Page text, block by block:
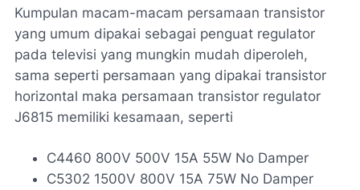
Kumpulan macam-macam persamaan transistor
yang umum dipakai sebagai penguat regulator
pada televisi yang mungkin mudah diperoleh,
sama seperti persamaan yang dipakai transistor
horizontal maka persamaan transistor regulator
J6815 memiliki kesamaan, seperti
C4460 800V 500V 15A 55W No Damper
C5302 1500V 800V 15A 75W No Damper